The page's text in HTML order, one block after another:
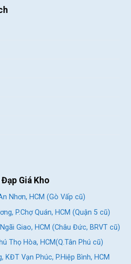
Giá Kho
Nhơn, HCM (Gò Vấp cũ)
P.Chợ Quán, HCM (Quận 5 cũ)
Giao, HCM (Châu Đức, BRVT cũ)
Thọ Hòa, HCM(Q.Tân Phú cũ)
KĐT Vạn Phúc, P.Hiệp Bình, HCM